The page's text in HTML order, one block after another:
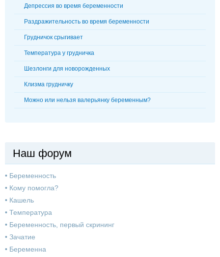
Депрессия во время беременности
Раздражительность во время беременности
Грудничок срыгивает
Температура у грудничка
Шезлонги для новорожденных
Клизма грудничку
Можно или нельзя валерьянку беременным?
Наш форум
• Беременность
• Кому помогла?
• Кашель
• Температура
• Беременность, первый скрининг
• Зачатие
• Беременна